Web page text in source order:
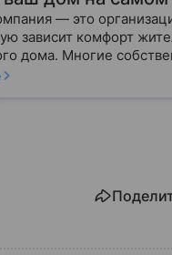
— это
зависит комфорт
дома. Многие
какие именно услуги